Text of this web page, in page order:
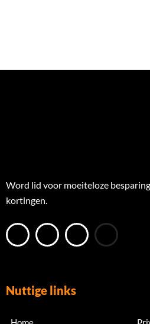
Word lid voor moeiteloze
kortingen.
Nuttige links